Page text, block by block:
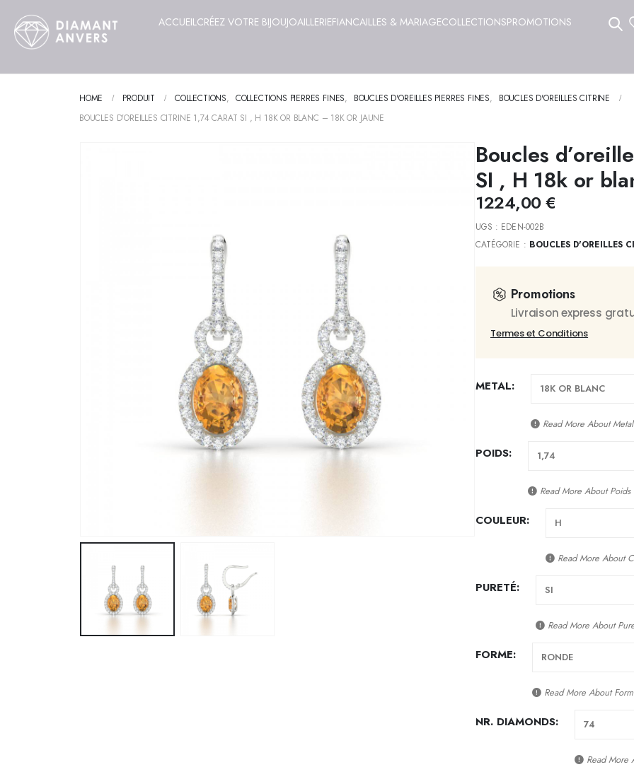
ACCUEILCRÉEZ VOTRE BIJOUJOAILLERIEFIANCAILLES & MARIAGECOLLECTIONSPROMOTIONS
HOME PRODUIT COLLECTIONS, COLLECTIONS PIERRES FINES, BOUCLES D'OREILLES PIERRES FINES,
BOUCLES D'OREILLES CITRINE
BOUCLES D’OREILLES CITRINE 1,74 CARAT SI , H 18K OR BLANC – 18K OR JAUNE
Boucles
SI , H 18k or
1224,00€
UGS : EDEN-002B
CATÉGORIE : BOUCLES D'OREILLES
Promotions
Livraison express
Termes et Conditions
METAL
Read More AboutMetal
POIDS
Read More AboutPoids
COULEUR
Read More About
PURETÉ
Read More About
FORME
Read More About
NR. DIAMONDS
Read More